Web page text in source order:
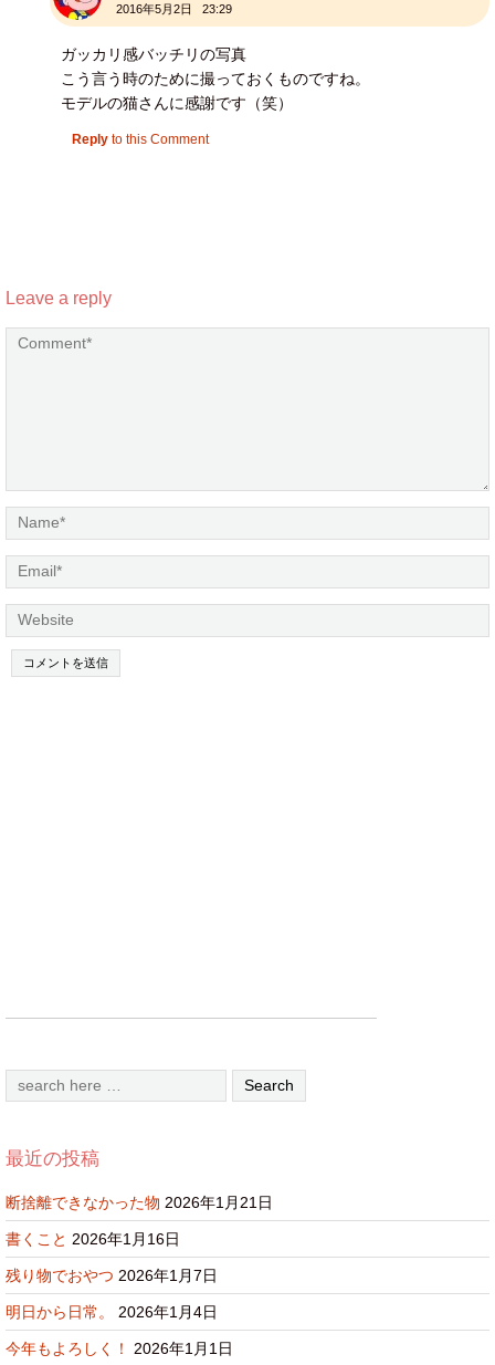
2016年5月2日 23:29
ガッカリ感バッチリの写真
こう言う時のために撮っておくものですね。
モデルの猫さんに感謝です（笑）
Reply to this Comment
Leave a reply
最近の投稿
断捨離できなかった物 2026年1月21日
書くこと 2026年1月16日
残り物でおやつ 2026年1月7日
明日から日常。 2026年1月4日
今年もよろしく！ 2026年1月1日